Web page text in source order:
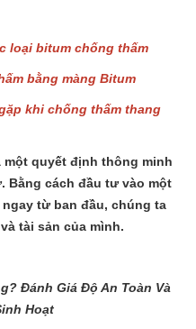
loại bitum chống thấm
bằng màng Bitum
khi chống thấm thang
quyết định thông minh
Bằng cách đầu tư vào một
từ ban đầu, chúng ta
tài sản của mình.
Đánh Giá Độ An Toàn Và
Hoạt